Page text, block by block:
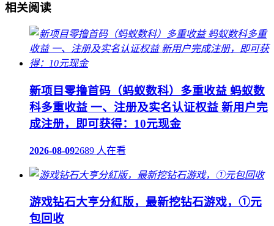
相关阅读
新项目零撸首码（蚂蚁数科）多重收益 蚂蚁数
科多重收益 一、注册及实名认证权益 新用户完
成注册，即可获得：10元现金
2026-08-092689 人在看
游戏钻石大亨分紅版，最新挖钻石游戏，①元
包回收